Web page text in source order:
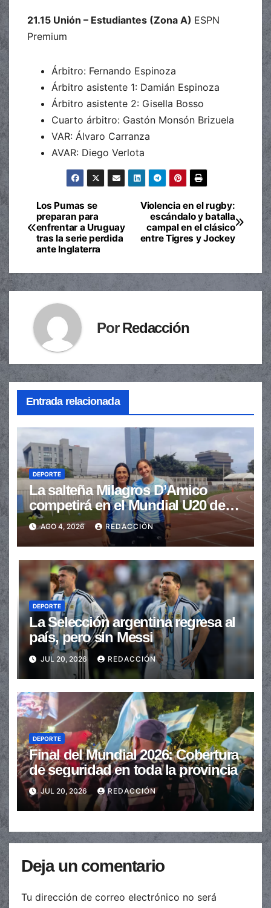
21.15 Unión – Estudiantes (Zona A) ESPN
Premium
Árbitro: Fernando Espinoza
Árbitro asistente 1: Damián Espinoza
Árbitro asistente 2: Gisella Bosso
Cuarto árbitro: Gastón Monsón Brizuela
VAR: Álvaro Carranza
AVAR: Diego Verlota
Navegación
de
entradas
Violencia en el rugby:
escándalo y batalla
campal en el clásico
entre Tigres y Jockey
Los Pumas se
preparan para
enfrentar a Uruguay
tras la serie perdida
ante Inglaterra
PorRedacción
Entrada relacionada
DEPORTE
La salteña Milagros D’Amico
competirá en el Mundial U20 de
Atletismo
AGO 4, 2026 REDACCIÓN
DEPORTE
La Selección argentina regresa al
país, pero sin Messi
JUL 20, 2026 REDACCIÓN
DEPORTE
Final del Mundial 2026: Cobertura
de seguridad en toda la provincia
JUL 20, 2026 REDACCIÓN
Deja un comentario
Tu dirección de correo electrónico no será